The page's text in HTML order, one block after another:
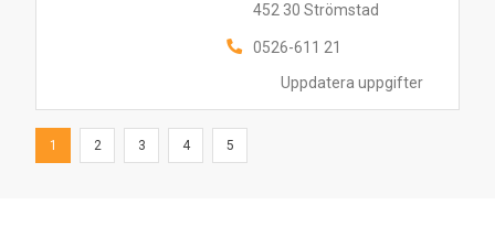
Uppdatera uppgifter
452 30 Strömstad
0526-611 21
1 2 3 4 5